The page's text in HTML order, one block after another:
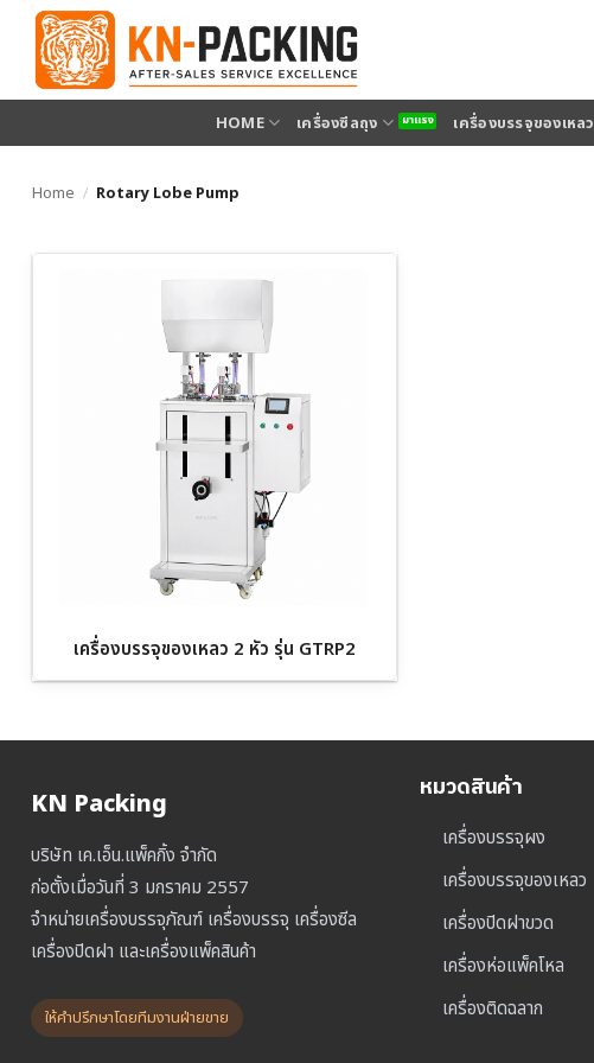
เนื้อหา
HOME เครื่องซีลถุง เครื่องบรรจุของเหลว
Home / Rotary Lobe Pump
เครื่องบรรจุของเหลว 2 หัว รุ่น GTRP2
KN Packing
บริษัท เค.เอ็น.แพ็คกิ้ง จำกัด
ก่อตั้งเมื่อวันที่ 3 มกราคม 2557
จำหน่ายเครื่องบรรจุภัณฑ์ เครื่องบรรจุ เครื่องซีล
เครื่องปิดฝา และเครื่องแพ็คสินค้า
ให้คำปรึกษาโดยทีมงานฝ่ายขาย
หมวดสินค้า
เครื่องบรรจุผง
เครื่องบรรจุของเหลว
เครื่องปิดฝาขวด
เครื่องห่อแพ็คโหล
เครื่องติดฉลาก